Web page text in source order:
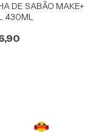
DE SABÃO MAKE+
430ML